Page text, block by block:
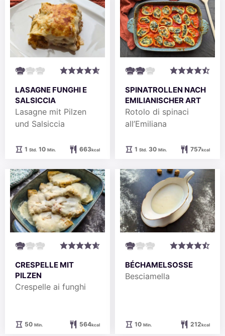
LASAGNE FUNGHI E
SALSICCIA
Lasagne mit Pilzen
und Salsiccia
1Stunde
Std. 10Minuten
Min. 663kcal
SPINATROLLEN NACH
EMILIANISCHER ART
Rotolo di spinaci
all’Emiliana
1Stunde
Std. 30Minuten
Min. 757kcal
CRESPELLE MIT
PILZEN
Crespelle ai funghi
50Minuten
Min. 564kcal
BÉCHAMELSOSSE
Besciamella
10Minuten
Min. 212kcal